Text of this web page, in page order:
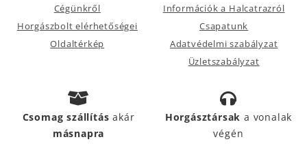
Cégünkről
Horgászbolt elérhetőségei
Oldaltérkép
Információk a Halcatrazról
Csapatunk
Adatvédelmi szabályzat
Üzletszabályzat
Csomag szállításakár
másnapra
Horgásztársak a vonalak
végén